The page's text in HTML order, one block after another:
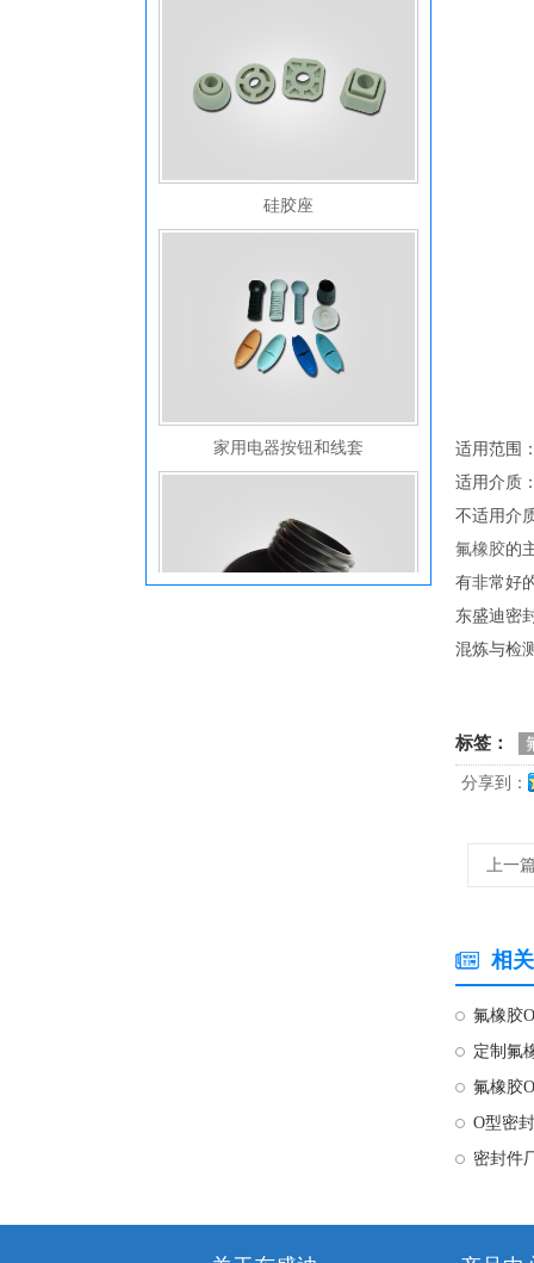
硅胶座
家用电器按钮和线套
适用范围
适用介质
不适用介
氟橡胶的
有非常好
东盛迪密
混炼与检
标签：
分享到：
上一
相
氟橡胶
定制氟
氟橡胶
O型密
密封件